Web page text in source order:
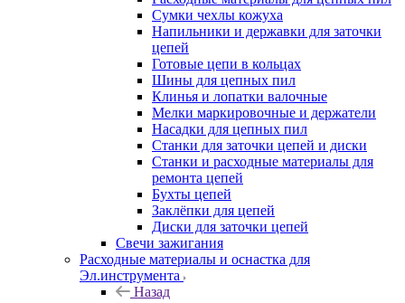
Сумки чехлы кожуха
Напильники и державки для заточки
цепей
Готовые цепи в кольцах
Шины для цепных пил
Клинья и лопатки валочные
Мелки маркировочные и держатели
Насадки для цепных пил
Станки для заточки цепей и диски
Станки и расходные материалы для
ремонта цепей
Бухты цепей
Заклёпки для цепей
Диски для заточки цепей
Свечи зажигания
Расходные материалы и оснастка для
Эл.инструмента
Назад